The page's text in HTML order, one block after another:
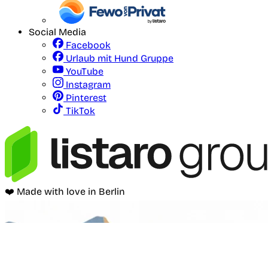
Social Media
Facebook
Urlaub mit Hund Gruppe
YouTube
Instagram
Pinterest
TikTok
❤️ Made with love in Berlin